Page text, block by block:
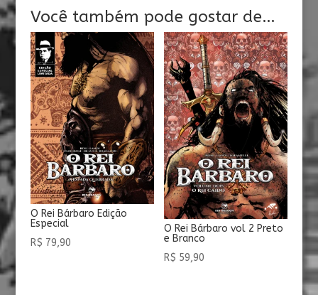
Você também pode gostar de…
O Rei Bárbaro Edição
Especial
R$ 79,90
O Rei Bárbaro vol 2 Preto
e Branco
R$ 59,90